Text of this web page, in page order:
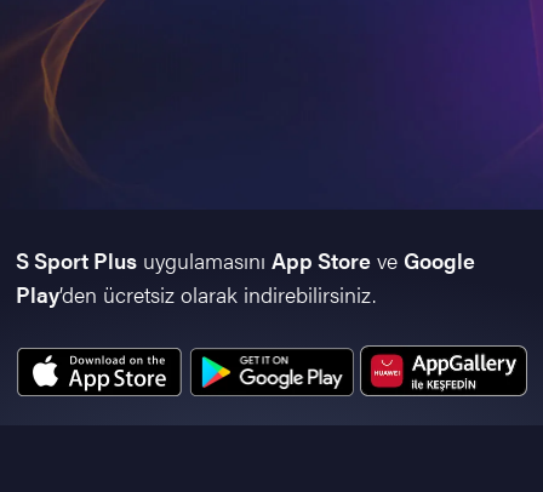
S Sport Plusuygulamasını App Storeve Google
Play’den ücretsiz olarak indirebilirsiniz.